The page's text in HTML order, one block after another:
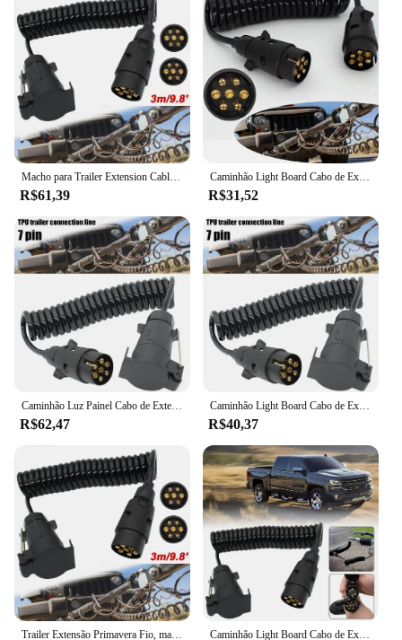
Macho para Trailer Extension Cable Feminino, Conector Plug Socket, Truck Light Board, Acessórios de fio, 7 Pin
R$61,39
Caminhão Light Board Cabo de Extensão, Macho para Fêmea Wire Plug, Fio Parte Acoplamentos Circuit Plug Socket, 7 Pin Lead
R$31,52
Caminhão Luz Painel Cabo de Extensão, TPU Trailer Conexão Fio, Primavera Fio, Masculino Bus Plug Soquete Adaptador, 7 Pin
R$62,47
Caminhão Light Board Cabo de Extensão, Macho para Fêmea Wire Plug, Fio Parte Acoplamentos Circuit Plug Socket, 7 Pin Lead
R$40,37
Trailer Extensão Primavera Fio, macho para fêmea Conexão Cabos, 7 Pin Plug Conectores, Linha Trailer Acessórios, 1Pc Caminhão Light Board Cabo de Extensão, Macho para Fêmea Wire Plug, Fio Parte Acoplamentos Circuit Plug Socket, 7 Pin Lead